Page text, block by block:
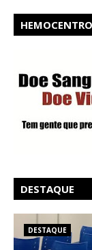
HEMOCENTRO
DESTAQUE
DESTAQUE